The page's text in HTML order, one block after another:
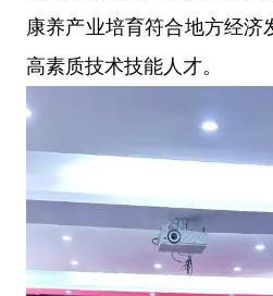
康养产业培育符合地方经济
高素质技术技能人才。